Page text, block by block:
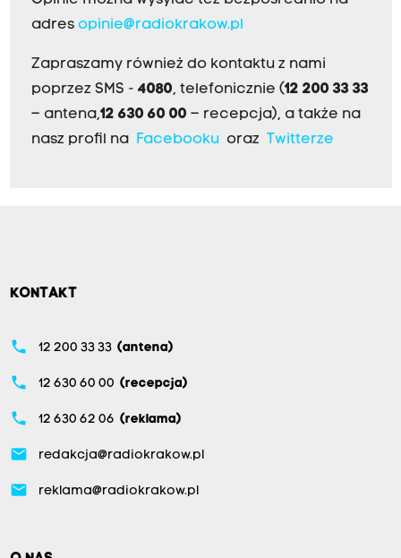
adres opinie@radiokrakow.pl
Zapraszamy również do kontaktu z nami
poprzez SMS - 4080, telefonicznie (12 200 33 33
– antena,12 630 60 00 – recepcja), a także na
nasz profil na Facebookuoraz Twitterze
KONTAKT
phone 12 200 33 33 (antena)
phone 12 630 60 00 (recepcja)
phone 12 630 62 06 (reklama)
email redakcja@radiokrakow.pl
email reklama@radiokrakow.pl